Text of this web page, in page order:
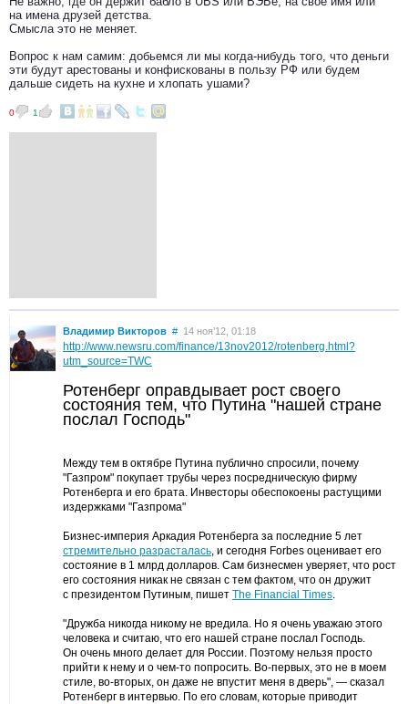
на имена друзей детства.
Смысла это не меняет.
Вопрос к нам самим: добьемся ли мы когда-нибудь того, что деньги
эти будут арестованы и конфискованы в пользу РФ или будем
дальше сидеть на кухне и хлопать ушами?
0 1
Владимир Викторов # 14 ноя’12, 01:18
http://www.newsru.com/finance/13nov2012/rotenberg.html?
utm_source=TWC
Ротенберг оправдывает рост своего
состояния тем, что Путина "нашей стране
послал Господь"
Между тем в октябре Путина публично спросили, почему
"Газпром" покупает трубы через посредническую фирму
Ротенберга и его брата. Инвесторы обеспокоены растущими
издержками "Газпрома"
Бизнес-империя Аркадия Ротенберга за последние 5 лет
стремительно разрасталась, и сегодня Forbes оценивает его
состояние в 1 млрд долларов. Сам бизнесмен уверяет, что рост
его состояния никак не связан с тем фактом, что он дружит
с президентом Путиным, пишет The Financial Times.
"Дружба никогда никому не вредила. Но я очень уважаю этого
человека и считаю, что его нашей стране послал Господь.
Он очень много делает для России. Поэтому нельзя просто
прийти к нему и о чем-то попросить. Во-первых, это не в моем
стиле, во-вторых, он даже не впустит меня в дверь", — сказал
Ротенберг в интервью. По его словам, которые приводит